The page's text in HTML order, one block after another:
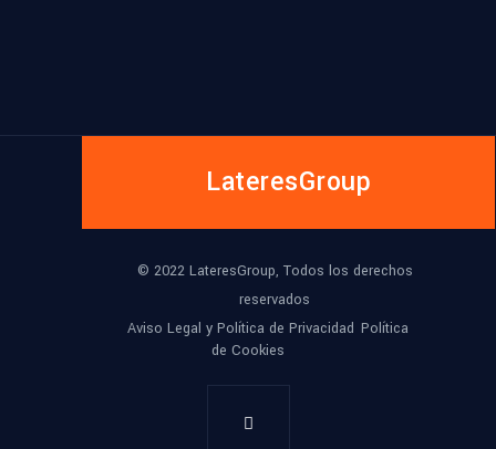
LateresGroup
© 2022 LateresGroup, Todos los derechos
reservados
Aviso Legal y Política de Privacidad Política
de Cookies